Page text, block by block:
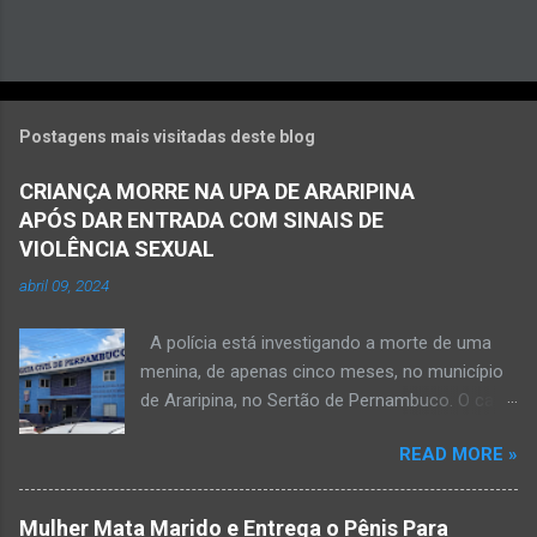
Postagens mais visitadas deste blog
CRIANÇA MORRE NA UPA DE ARARIPINA
APÓS DAR ENTRADA COM SINAIS DE
VIOLÊNCIA SEXUAL
abril 09, 2024
A polícia está investigando a morte de uma
menina, de apenas cinco meses, no município
de Araripina, no Sertão de Pernambuco. O caso
morte a esclarecer”. A PM diz que, na segunda-
feira (8), foi acionada para verificar uma
possível ocorrência de estupro de vulnerável,
READ MORE »
Mulher Mata Marido e Entrega o Pênis Para